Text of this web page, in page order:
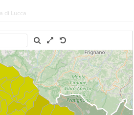
di Lucca